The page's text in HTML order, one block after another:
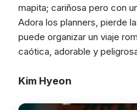
mapita; cariñosa pero con
Adora los planners, pierde
puede organizar un viaje
caótica, adorable y
Kim Hyeon